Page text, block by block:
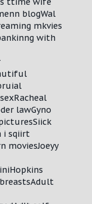
blogWal
mkvies
with
lawGyno
i sqiirt
moviesJoeyy